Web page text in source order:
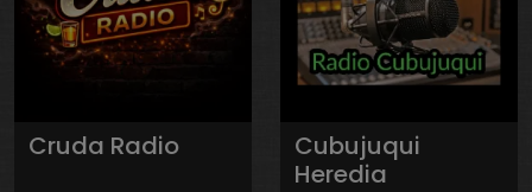
Cruda Radio
Cubujuqui
Heredia